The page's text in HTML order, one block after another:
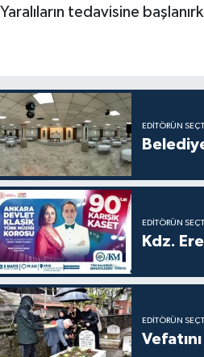
Yaralıların tedavisine
EDITÖRÜN
EDITÖRÜN
Kdz.
EDITÖRÜN